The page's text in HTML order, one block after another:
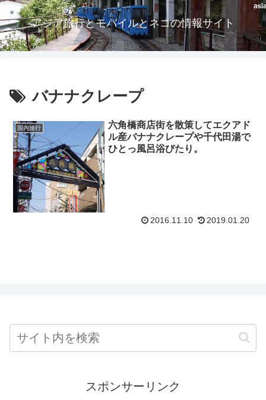
アジア旅行とモバイルとネコの情報サイト
バナナクレープ
国内旅行
六角橋商店街を散策してエクアド
ル産バナナクレープや千代田湯で
ひとっ風呂浴びたり。
2016.11.10 2019.01.20
スポンサーリンク